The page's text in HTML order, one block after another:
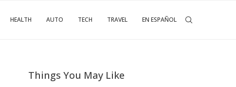
HEALTH AUTO TECH TRAVEL EN ESPAÑOL
Things You May Like